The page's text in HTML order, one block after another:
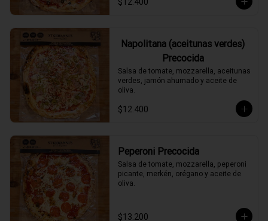
Napolitana (aceitunas verdes)
Precocida
Salsa de tomate, mozzarella, aceitunas
verdes, jamón ahumado y aceite de
oliva.
$12.400
Peperoni Precocida
Salsa de tomate, mozzarella, peperoni
picante, merkén, orégano y aceite de
oliva.
$13.200